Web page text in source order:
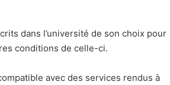
dans l’université de son choix pour
conditions de celle-ci.
avec des services rendus à